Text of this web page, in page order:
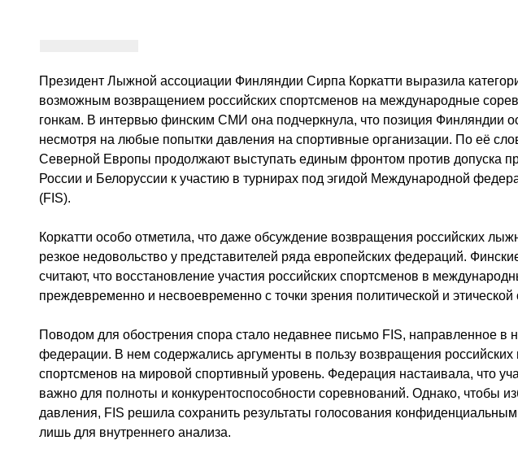
Президент Лыжной ассоциации Финляндии Сирпа Коркатти выразила
возможным возвращением российских спортсменов на международные
гонкам. В интервью финским СМИ она подчеркнула, что позиция Финляндии
несмотря на любые попытки давления на спортивные организации. По её
Северной Европы продолжают выступать единым фронтом против допуска
России и Белоруссии к участию в турнирах под эгидой Международной
(FIS).
Коркатти особо отметила, что даже обсуждение возвращения российских
резкое недовольство у представителей ряда европейских федераций.
считают, что восстановление участия российских спортсменов в
преждевременно и несвоевременно с точки зрения политической и этической
Поводом для обострения спора стало недавнее письмо FIS, направленное в
федерации. В нем содержались аргументы в пользу возвращения российских
спортсменов на мировой спортивный уровень. Федерация настаивала, что
важно для полноты и конкурентоспособности соревнований. Однако, чтобы
давления, FIS решила сохранить результаты голосования
лишь для внутреннего анализа.